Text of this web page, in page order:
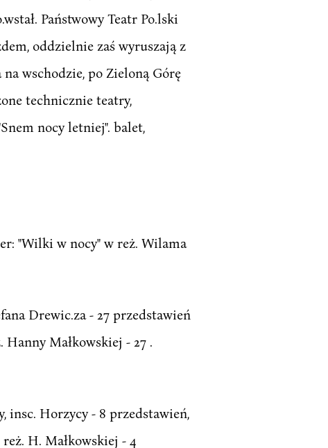
Państwowy Teatr Po.lski
oddzielnie zaś wyruszają z
wschodzie, po Zieloną Górę
technicznie teatry,
nocy letniej". balet,
"Wilki w nocy" w reż. Wilama
Drewic.za - 27 przedstawień
Małkowskiej - 27 .
insc. Horzycy - 8 przedstawień,
H. Małkowskiej - 4